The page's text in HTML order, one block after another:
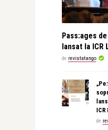
Pass:ages
lansat la ICR
de revistatango
ICR
de